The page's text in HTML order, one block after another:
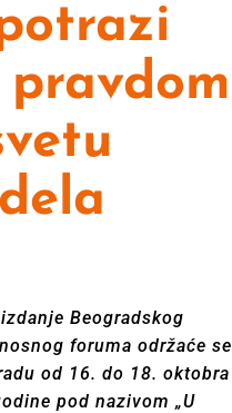
Beogradskog
foruma održaće se
od 16. do 18. oktobra
pod nazivom „U